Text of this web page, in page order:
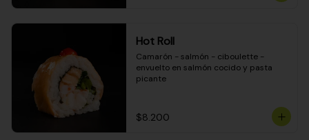
Hot Roll
Camarón - salmón - ciboulette -
envuelto en salmón cocido y pasta
picante
$8.200